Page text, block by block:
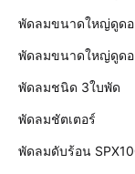
พัดลมขนาดใหญ่ดูดอ
พัดลมขนาดใหญ่ดูดอ
พัดลมชนิด 3ใบพัด
พัดลมชัตเตอร์
พัดลมดับร้อน